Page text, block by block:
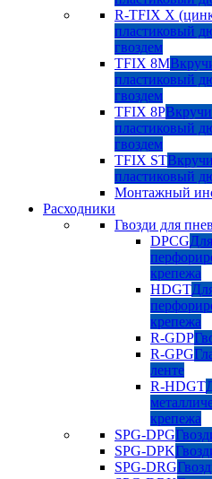
R-TFIX X
пластиковый
гвоздем
TFIX 8M
пластиковый
гвоздем
TFIX 8P
пластиковый
гвоздем
TFIX ST
пластиковый
Монтажный
Расходники
Гвозди для
DPCG
крепежа
HDGT
крепежа
R-GDP
R-GPG
ленте
R-HDGT
крепежа
SPG-DPG
SPG-DPK
SPG-DRG